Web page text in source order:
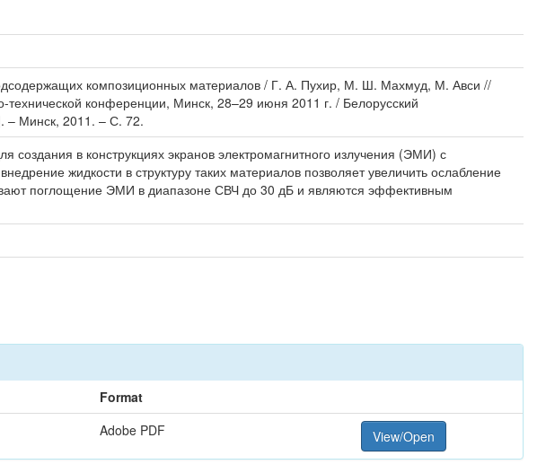
композиционных материалов / Г. А. Пухир, М. Ш. Махмуд, М. Авси //
конференции, Минск, 28–29 июня 2011 г. / Белорусский
– Минск, 2011. – С. 72.
в конструкциях экранов электромагнитного излучения (ЭМИ) с
жидкости в структуру таких материалов позволяет увеличить ослабление
поглощение ЭМИ в диапазоне СВЧ до 30 дБ и являются эффективным
Format
Adobe PDF View/Open